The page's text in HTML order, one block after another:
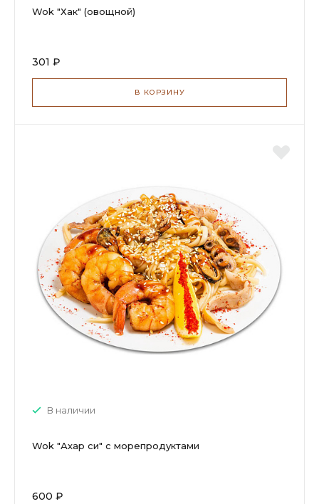
Wok "Хак" (овощной)
301 ₽
В КОРЗИНУ
В наличии
Wok "Ахар си" с морепродуктами
600 ₽